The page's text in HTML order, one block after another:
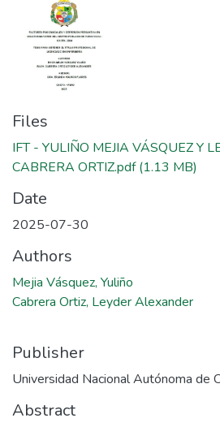
Files
IFT - YULIÑO MEJIA VÁSQUEZ Y
CABRERA ORTIZ.pdf(1.13 MB)
Date
2025-07-30
Authors
Mejia Vásquez, Yuliño
Cabrera Ortiz, Leyder Alexander
Publisher
Universidad Nacional Autónoma de
Abstract